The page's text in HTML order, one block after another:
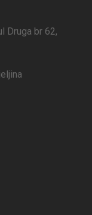
Druga br 62,